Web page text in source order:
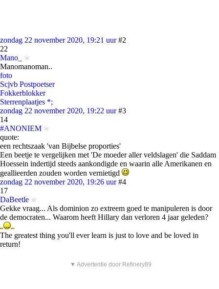
zondag 22 november 2020, 19:21 uur #2
22
Mano_
Manomanoman..
foto
Scjvb Postpoetser
Fokkerblokker
Sterrenplaatjes *;
zondag 22 november 2020, 19:22 uur #3
14
#ANONIEM
quote:
een rechtszaak 'van Bijbelse proporties'
Een beetje te vergelijken met 'De moeder aller veldslagen' die Saddam
Hoessein indertijd steeds aankondigde en waarin alle Amerikanen en
geallieerden zouden worden vernietigd
zondag 22 november 2020, 19:26 uur #4
17
DaBeetle
Gekke vraag... Als dominion zo extreem goed te manipuleren is door
de democraten... Waarom heeft Hillary dan verloren 4 jaar geleden?
The greatest thing you'll ever learn is just to love and be loved in
return!
▼ Advertentie door Refinery89